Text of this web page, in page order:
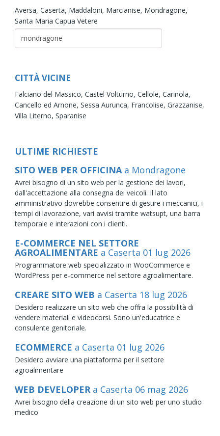
Aversa, Caserta, Maddaloni, Marcianise, Mondragone,
Santa Maria Capua Vetere
CITTÀ VICINE
Falciano del Massico, Castel Volturno, Cellole, Carinola,
Cancello ed Arnone, Sessa Aurunca, Francolise, Grazzanise,
Villa Literno, Sparanise
ULTIME RICHIESTE
SITO WEB PER OFFICINA a Mondragone
Avrei bisogno di un sito web per la gestione dei lavori,
dall'accettazione alla consegna dei veicoli. Il lato
amministrativo dovrebbe consentire di gestire i meccanici, i
tempi di lavorazione, vari avvisi tramite watsupt, una barra
temporale e interazioni con i clienti.
E-COMMERCE NEL SETTORE
AGROALIMENTARE a Caserta 01 lug 2026
Programmatore web specializzato in WooCommerce e
WordPress per e-commerce nel settore agroalimentare.
CREARE SITO WEB a Caserta 18 lug 2026
Desidero realizzare un sito web che offra la possibilità di
vendere materiali e videocorsi. Sono un'educatrice e
consulente genitoriale.
ECOMMERCE a Caserta 01 lug 2026
Desidero avviare una piattaforma per il settore
agroalimentare
WEB DEVELOPER a Caserta 06 mag 2026
Avrei bisogno della creazione di un sito web per uno studio
medico